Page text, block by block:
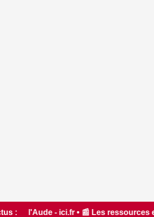
: Les ressources en eau dans